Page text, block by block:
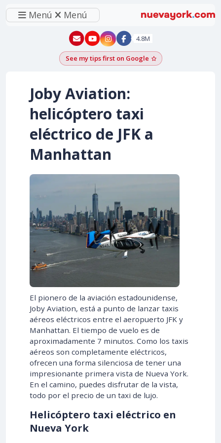
Menú Menú
New York - YouTube
New York - Instagram
4.8M
See my tips first on GoogleAdd as a Google
Joby Aviation:
helicóptero taxi
eléctrico de JFK a
Manhattan
El pionero de la aviación estadounidense,
Joby Aviation, está a punto de lanzar taxis
aéreos eléctricos entre el aeropuerto JFK y
Manhattan. El tiempo de vuelo es de
aproximadamente 7 minutos. Como los taxis
aéreos son completamente eléctricos,
ofrecen una forma silenciosa de tener una
impresionante primera vista de Nueva York.
En el camino, puedes disfrutar de la vista,
todo por el precio de un taxi de lujo.
Helicóptero taxi eléctrico en
Nueva York